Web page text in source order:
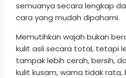
semuanya secara lengkap
cara yang mudah dipahami.
Memutihkan wajah bukan
kulit asli secara total, tetapi
tampak lebih cerah, bersih,
kulit kusam, warna tidak